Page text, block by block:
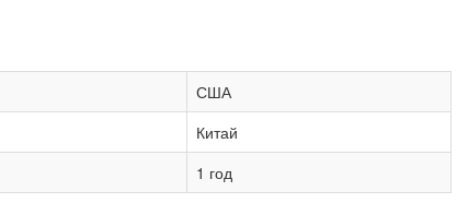
США
Китай
1 год